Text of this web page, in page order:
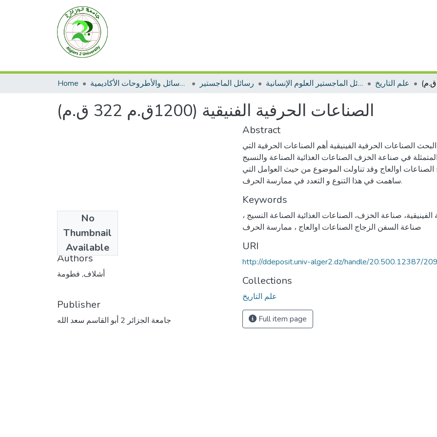
Home الرسائل والأطروحات الأكاديمية رسائل الماجستير رسائل الماجستير العلوم الإنسانية علم التاريخ
الصناعات الحرفية الفنيقية (1200ق.م 322 ق.م)
No
Thumbnail
Available
2009
Authors
أشلاف, فطومة
Publisher
جامعة الجزائر 2 أبو القاسم سعد الله
Abstract
الصناعات الحرفية الفينيقية أهم الصناعات الحرفية التي
في صناعة الخزف الصناعات الغذائية الصناعة والنسيج
اوالعاج وقد تناولت الموضوع من حيث العوامل التي
ساهمت في هذا التنوع و التعدد في ممارسة الحرف.
Keywords
صناعة الخزف، الصناعات الغذائية الصناعة النسيج ،
صناعة السفن الزجاج الصناعات اوالعاج ، ممارسة الحرف
URI
http://ddeposit.univ-alger2.dz/handle/20.500.12387/
Collections
علم التاريخ
Full item page